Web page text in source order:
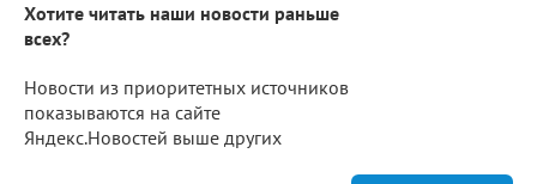
Хотите читать наши новости раньше
всех?
Новости из приоритетных источников
показываются на сайте
Яндекс.Новостей выше других